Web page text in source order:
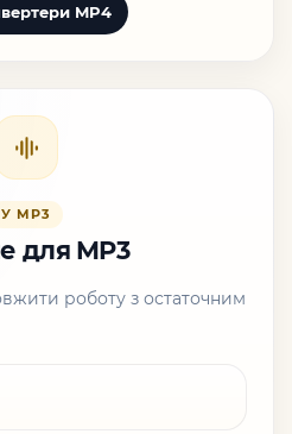
MP4
У MP3
для MP3
роботу з остаточним